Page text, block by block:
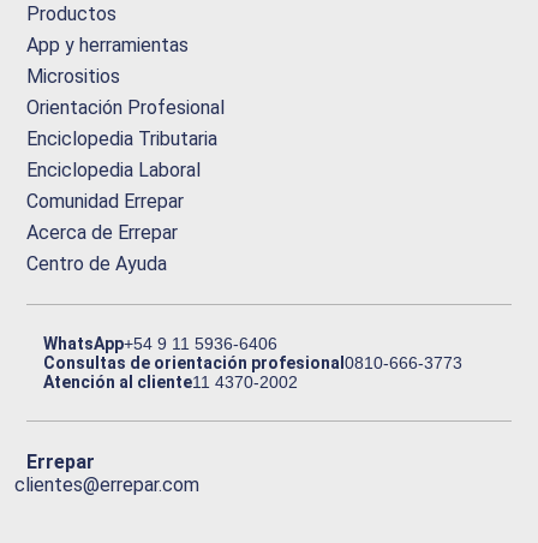
Productos
App y herramientas
Micrositios
Orientación Profesional
Enciclopedia Tributaria
Enciclopedia Laboral
Comunidad Errepar
Acerca de Errepar
Centro de Ayuda
WhatsApp+54 9 11 5936-6406
Consultas de orientación profesional0810-666-3773
Atención al cliente11 4370-2002
Errepar
clientes@errepar.com